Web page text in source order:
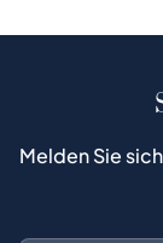
Melden Sie